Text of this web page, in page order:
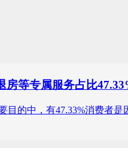
等专属服务占比
的中，有47.33%消费者